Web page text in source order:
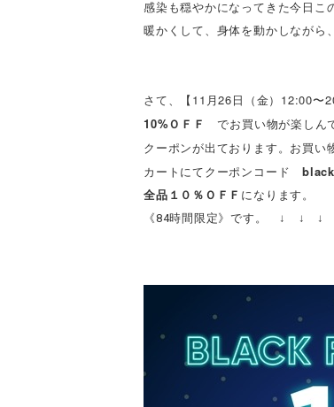
感染も穏やかになってきた今日こ
暖かくして、身体を動かしながら
さて、【 11月26日（金）12:00〜
10%ＯＦＦ
でお買い物が楽しん
クーポンが出ております。
お買い
カートにてクーポンコード
全品１０％ＯＦＦ になります。
《84時間限定》です。 ↓ ↓ ↓